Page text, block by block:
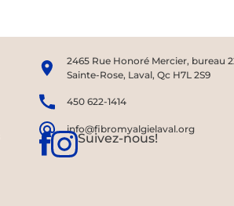
2465 Rue Honoré Mercier, bureau
Sainte-Rose, Laval, Qc H7L 2S9
450 622-1414
info@fibromyalgielaval.org
Suivez-nous!